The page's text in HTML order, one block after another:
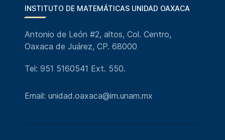
INSTITUTO DE MATEMÁTICAS UNIDAD OAXACA
Antonio de León #2, altos, Col. Centro,
Oaxaca de Juárez, CP. 68000
Tel: 951 5160541 Ext. 550.
Email: unidad.oaxaca@im.unam.mx